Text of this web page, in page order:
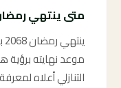
متى ينتهي رمضان
موعد نهايته برؤية
التنازلي أعلاه